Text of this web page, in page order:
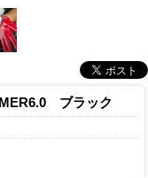
ブラック